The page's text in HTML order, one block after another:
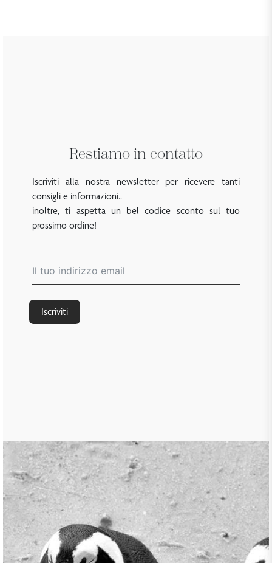
Restiamo in contatto
Iscriviti alla nostra newsletter per ricevere tanti
consigli e informazioni..
inoltre, ti aspetta un bel codice sconto sul tuo
prossimo ordine!
Iscriviti